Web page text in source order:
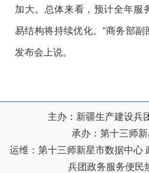
加大。总体来看，预计全年服
易结构将持续优化。”商务部
发布会上说。
主办：新疆生产建设兵
承办：第十三师
运维：第十三师新星市数据中心
兵团政务服务便民